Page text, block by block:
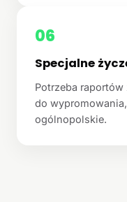
06
Specjalne
Potrzeba
do
ogólnopolskie.